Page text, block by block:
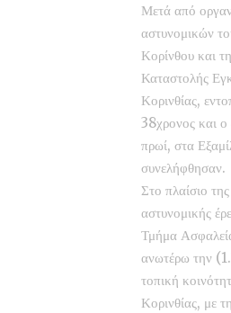
Μετά από
αστυνομικών
Κορίνθου και
Καταστολής
Κορινθίας,
38χρονος και
πρωί, στα
συνελήφθησαν.
Στο πλαίσιο
αστυνομικής
Τμήμα
ανωτέρω την
τοπική
Κορινθίας, με